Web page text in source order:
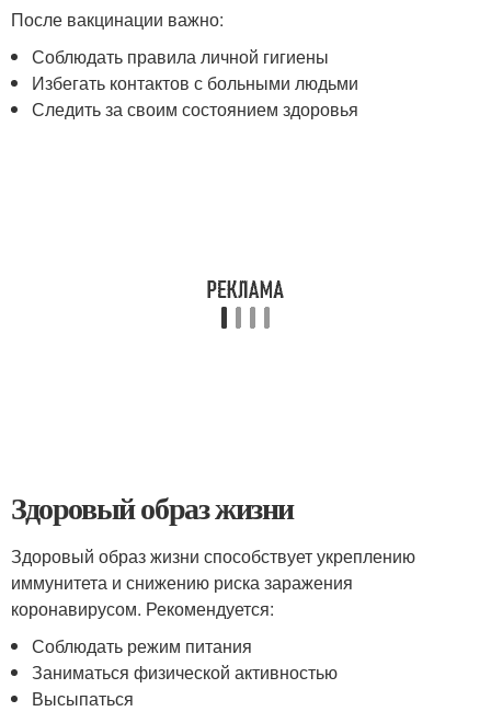
После вакцинации важно:
Соблюдать правила личной гигиены
Избегать контактов с больными людьми
Следить за своим состоянием здоровья
Здоровый образ жизни
Здоровый образ жизни способствует укреплению
иммунитета и снижению риска заражения
коронавирусом. Рекомендуется:
Соблюдать режим питания
Заниматься физической активностью
Высыпаться